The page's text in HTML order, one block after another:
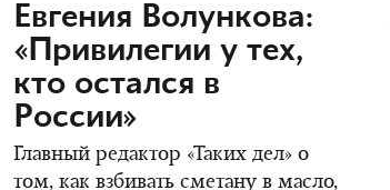
Евгения Волункова:
«Привилегии у тех,
кто остался в
России»
Главный редактор «Таких дел» о
том, как взбивать сметану в масло,